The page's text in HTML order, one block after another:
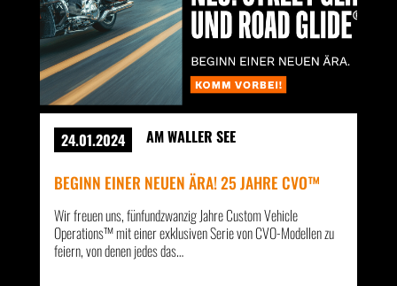
24.01.2024 AM WALLER SEE
BEGINN EINER NEUEN ÄRA! 25 JAHRE CVO™
Wir freuen uns, fünfundzwanzig Jahre Custom Vehicle
Operations™ mit einer exklusiven Serie von CVO-Modellen zu
feiern, von denen jedes das…